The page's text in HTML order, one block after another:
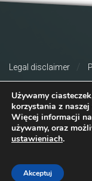
Legal disclaimer
Używamy
korzystania z
Więcej informacji
używamy, oraz
ustawieniach.
Akceptuj